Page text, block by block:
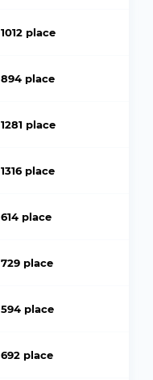
1012 place
894 place
1281 place
1316 place
614 place
729 place
594 place
692 place